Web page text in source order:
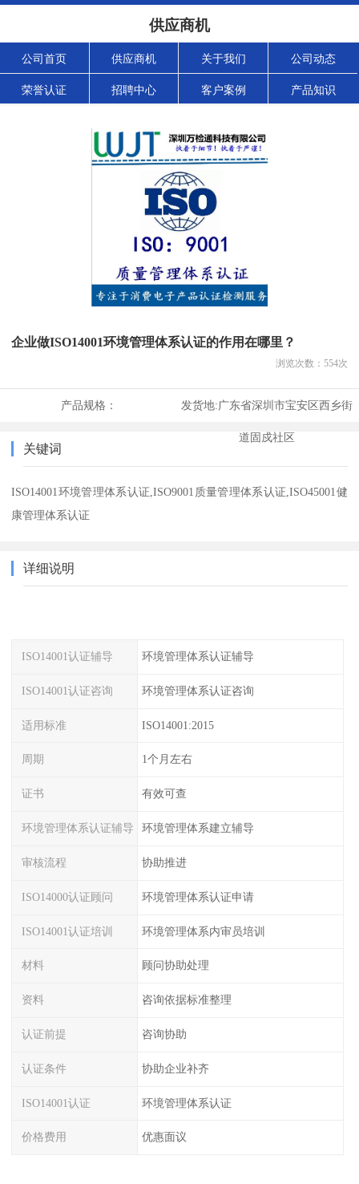
供应商机
公司首页 供应商机 关于我们 公司动态
荣誉认证 招聘中心 客户案例 产品知识
企业做ISO14001环境管理体系认证的作用在哪里？
浏览次数： 554次
产品规格： 发货地:广东省深圳市宝安区西乡街
道固戍社区
关键词
ISO14001环境管理体系认证,ISO9001质量管理体系认证,ISO45001健
康管理体系认证
详细说明
ISO14001认证辅导 环境管理体系认证辅导
ISO14001认证咨询 环境管理体系认证咨询
适用标准 ISO14001:2015
周期 1个月左右
证书 有效可查
环境管理体系认证辅导 环境管理体系建立辅导
审核流程 协助推进
ISO14000认证顾问 环境管理体系认证申请
ISO14001认证培训 环境管理体系内审员培训
材料 顾问协助处理
资料 咨询依据标准整理
认证前提 咨询协助
认证条件 协助企业补齐
ISO14001认证 环境管理体系认证
价格费用 优惠面议